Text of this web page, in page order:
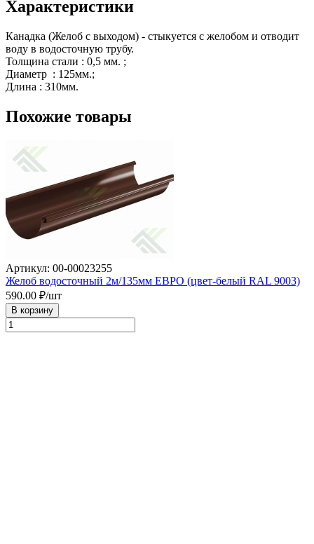
Характеристики
Канадка (Желоб с выходом) - стыкуется с желобом и отводит
воду в водосточную трубу.
Толщина стали : 0,5 мм. ;
Диаметр  : 125мм.;
Длина : 310мм.
Похожие товары
Артикул: 00-00023255
Желоб водосточный 2м/135мм ЕВРО (цвет-белый RAL 9003)
590.00 ₽/шт
В корзину